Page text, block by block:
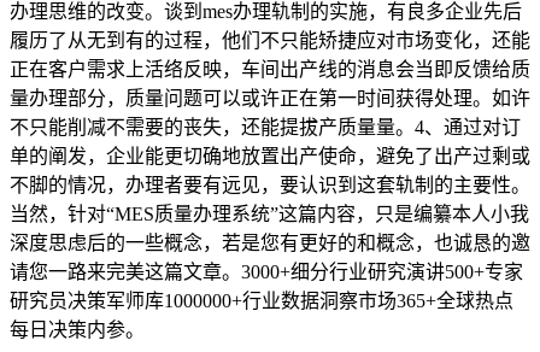
办理思维的改变。谈到mes办理轨制的实施，有良多企业先后
履历了从无到有的过程，他们不只能矫捷应对市场变化，还能
正在客户需求上活络反映，车间出产线的消息会当即反馈给质
量办理部分，质量问题可以或许正在第一时间获得处理。如许
不只能削减不需要的丧失，还能提拔产质量量。4、通过对订
单的阐发，企业能更切确地放置出产使命，避免了出产过剩或
不脚的情况，办理者要有远见，要认识到这套轨制的主要性。
当然，针对“MES质量办理系统”这篇内容，只是编纂本人小我
深度思虑后的一些概念，若是您有更好的和概念，也诚恳的邀
请您一路来完美这篇文章。3000+细分行业研究演讲500+专家
研究员决策军师库1000000+行业数据洞察市场365+全球热点
每日决策内参。